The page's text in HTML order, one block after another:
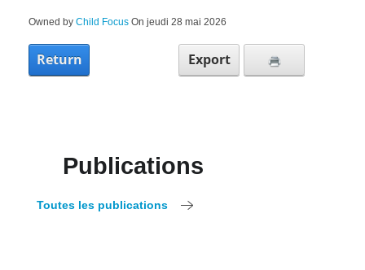
Owned by Child Focus On jeudi 28 mai 2026
Return Export
Publications
Toutes les publications